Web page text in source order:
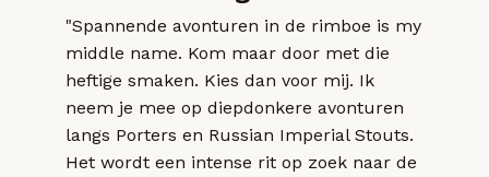
"Spannende avonturen in de rimboe is my
middle name. Kom maar door met die
heftige smaken. Kies dan voor mij. Ik
neem je mee op diepdonkere avonturen
langs Porters en Russian Imperial Stouts.
Het wordt een intense rit op zoek naar de